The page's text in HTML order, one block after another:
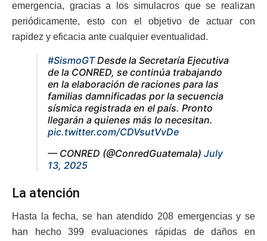
emergencia, gracias a los simulacros que se realizan
periódicamente, esto con el objetivo de actuar con
rapidez y eficacia ante cualquier eventualidad.
#SismoGTDesde la Secretaría Ejecutiva
de la CONRED, se continúa trabajando
en la elaboración de raciones para las
familias damnificadas por la secuencia
sísmica registrada en el país. Pronto
llegarán a quienes más lo necesitan.
pic.twitter.com/CDVsutVvDe
— CONRED (@ConredGuatemala) July
13, 2025
La atención
Hasta la fecha, se han atendido 208 emergencias y se
han hecho 399 evaluaciones rápidas de daños en